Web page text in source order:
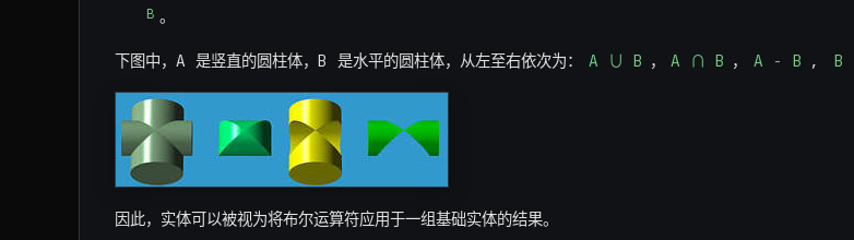
B 。
下图中，A 是竖直的圆柱体，B 是水平的圆柱体，从左至右依次为： A ∪ B ， A ∩ B ， A - B , B
因此，实体可以被视为将布尔运算符应用于一组基础实体的结果。